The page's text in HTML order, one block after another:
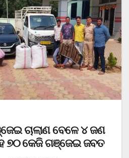
ଚାଲାଣ ବେଳେ ୪ ଜଣ
କେଜି ଗଞ୍ଜେଇ ଜବତ